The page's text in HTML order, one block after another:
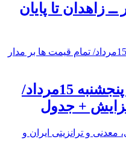
زاهدان تا پایان
قیمت طلا و سکه امروز پنجشنبه 15مرداد/
+ جدول